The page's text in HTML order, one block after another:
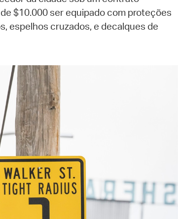
$10.000 ser equipado com proteções
espelhos cruzados, e decalques de